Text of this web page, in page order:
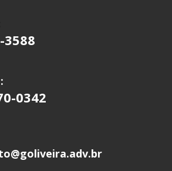
3588
0342
goliveira.adv.br